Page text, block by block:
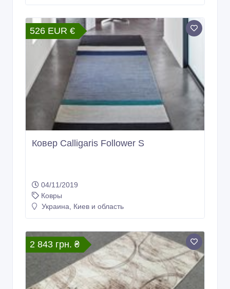
526 EUR €
Ковер Calligaris Follower S
04/11/2019
Ковры
Украина, Киев и область
2 843 грн. ₴